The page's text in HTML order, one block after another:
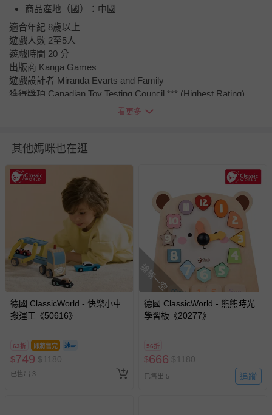
商品產地（國）：中國
適合年紀 8歲以上
遊戲人數 2至5人
遊戲時間 20 分
出版商 Kanga Games
遊戲設計者 Miranda Evarts and Family
獲得獎項 Canadian Toy Testing Council *** (Highest Rating)
Canadian Toy Testing Council Best Bet Award
iParenting Media Award
Parents’ Choice Recommended
您所購買的商品享有7天的鑑賞期／猶豫期權益，但此期間
並非試用期，您所退回的商品必須是未經使用的全新狀態，
包含完整包裝、配件、說明文件及贈品等。
如需退換貨，請於收到商品7天（含例假日內提出），如為
瑕疵退換貨所產生的運費，將由媽咪愛負責處理，若非瑕疵
退貨，您可至『查詢訂單』>『已出貨』中查詢該筆訂單，
並點選『我要退貨』即可進行申請。若有相關退貨問題，請
至媽咪愛LINE@客服ID: @mamilove 我們將依序為您處理
針對滿件折/滿額贈…等活動，如因部份退貨，而該訂單保
留商品未達活動門檻，將以原價計算，活動贈品亦需一併退
看更多
其他媽咪也在逛
德國 ClassicWorld - 快樂小車
搬運工《50616》
63折 即將售完
$749 $1180
已售出 3
搶購一空
德國 ClassicWorld - 熊熊時光
學習板《20277》
56折
$666 $1180
已售出 5 追蹤